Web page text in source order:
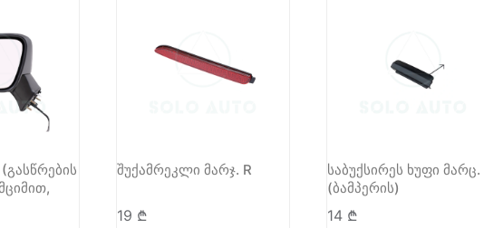
შუქამრეკლი მარჯ. R
19 ₾
საბუქსირეს ხუფი მარც.
(ბამპერის)
14 ₾